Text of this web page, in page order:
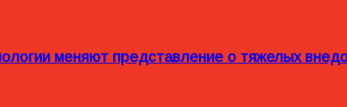
меняют представление о тяжелых